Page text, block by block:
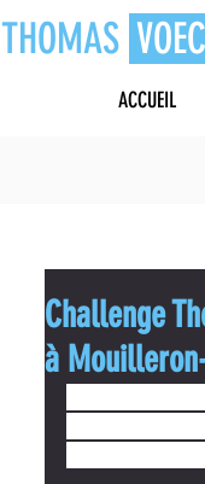
THOMAS
ACCUEIL
Challenge
à